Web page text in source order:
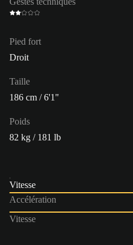
Pied fort
Droit
Taille
186 cm / 6'1"
Poids
82 kg / 181 lb
Vitesse
Accélération
Vitesse